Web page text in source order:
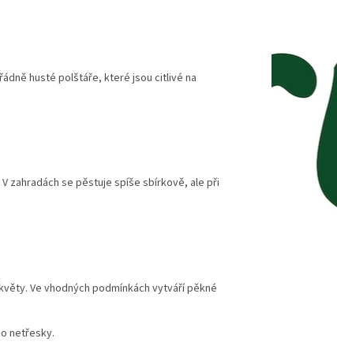
husté polštáře, které jsou citlivé na
zahradách se pěstuje spíše sbírkově, ale při
Ve vhodných podmínkách vytváří pěkné
netřesky.